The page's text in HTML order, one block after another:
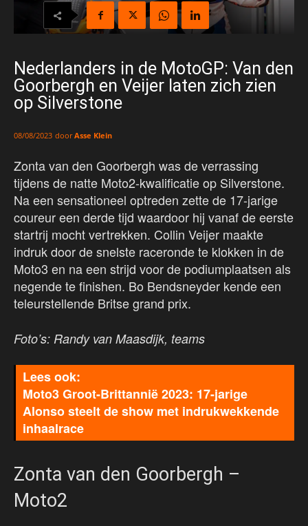
Nederlanders in de MotoGP: Van den
Goorbergh en Veijer laten zich zien
op Silverstone
08/08/2023 door Asse Klein
Zonta van den Goorbergh was de verrassing
tijdens de natte Moto2-kwalificatie op Silverstone.
Na een sensationeel optreden zette de 17-jarige
coureur een derde tijd waardoor hij vanaf de eerste
startrij mocht vertrekken. Collin Veijer maakte
indruk door de snelste raceronde te klokken in de
Moto3 en na een strijd voor de podiumplaatsen als
negende te finishen. Bo Bendsneyder kende een
teleurstellende Britse grand prix.
Foto’s: Randy van Maasdijk, teams
Moto3 Groot-Brittannië 2023: 17-jarige
Alonso steelt de show met indrukwekkende
inhaalrace
Zonta van den Goorbergh –
Moto2